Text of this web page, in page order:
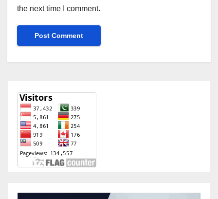
the next time I comment.